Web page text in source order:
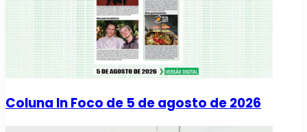
Coluna In Foco de 5 de agosto de 2026